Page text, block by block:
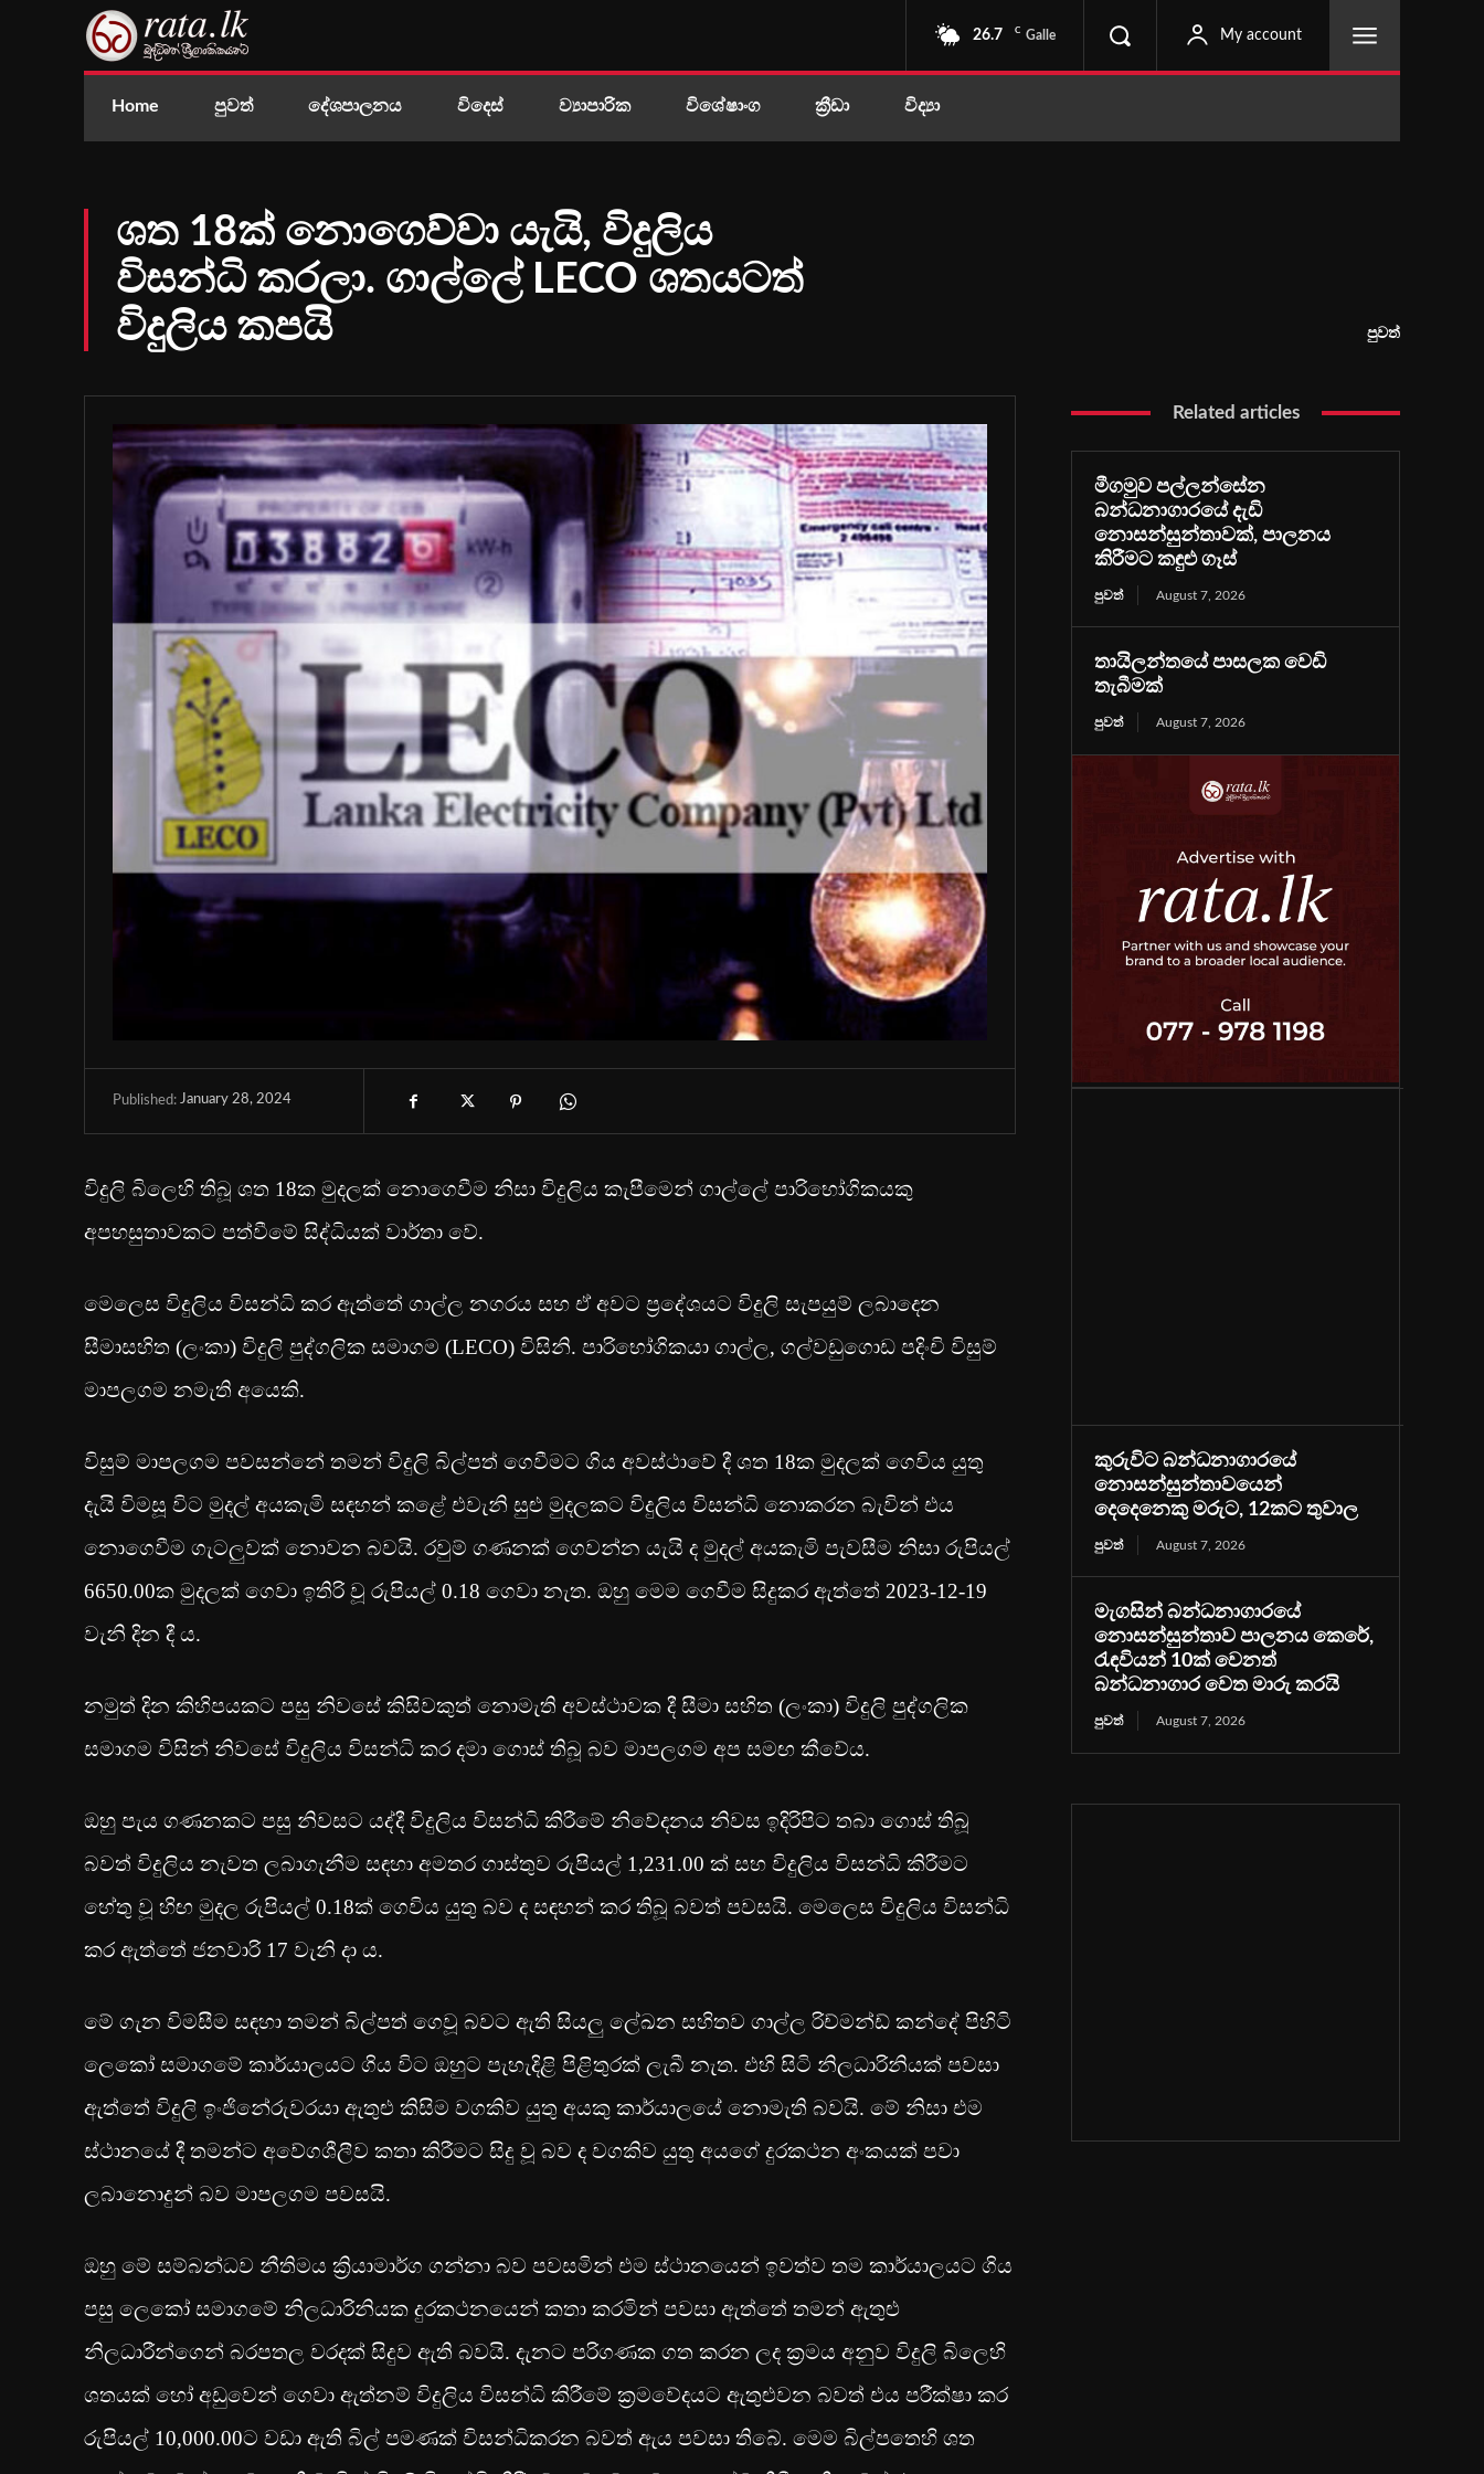
26.7 C Galle My account
Home පුවත් දේශපාලනය විදෙස් ව්‍යාපාරික විශේෂාංග ක්‍රීඩා විද්‍යා
ශත 18ක් නොගෙව්වා යැයි, විදුලිය
විසන්ධි කරලා. ගාල්ලේ ‌LECO ශතයටත්
විදුලිය කපයි
පුවත්
Published: January 28, 2024
විදුලි බිලෙහි තිබූ ශත 18ක මුදලක් නොගෙවීම නිසා විදුලිය කැපීමෙන් ගාල්ලේ පාරිභෝගිකයකු
අපහසුතාවකට පත්වීමේ සිද්ධියක් වාර්තා වේ.
මෙලෙස විදුලිය විසන්ධි කර ඇත්තේ ගාල්ල නගරය සහ ඒ අවට ප්‍රදේශයට විදුලි සැපයුම් ලබාදෙන
සීමාසහිත (ලංකා) විදුලි පුද්ගලික සමාගම (LECO) විසිනි. පාරිභෝගිකයා ගාල්ල, ගල්වඩුගොඩ පදිංචි විසුම්
මාපලගම නමැති අයෙකි.
විසුම් මාපලගම පවසන්නේ තමන් විදුලි බිල්පත් ගෙවීමට ගිය අවස්ථාවේ දී ශත 18ක මුදලක් ගෙවිය යුතු
දැයි විමසූ විට මුදල් අයකැමි සඳහන් කළේ එවැනි සුළු මුදලකට විදුලිය විසන්ධි නොකරන බැවින් එය
නොගෙවීම ගැටලුවක් නොවන බවයි. රවුම් ගණනක් ගෙවන්න යැයි ද මුදල් අයකැමි පැවසීම නිසා රුපියල්
6650.00ක මුදලක් ගෙවා ඉතිරි වූ රුපියල් 0.18 ගෙවා නැත. ඔහු මෙම ගෙවීම සිදුකර ඇත්තේ 2023-12-19
වැනි දින දී ය.
නමුත් දින කිහිපයකට පසු නිවසේ කිසිවකුත් නොමැති අවස්ථාවක දී සීමා සහිත (ලංකා) විදුලි පුද්ගලික
සමාගම විසින් නිවසේ විදුලිය විසන්ධි කර දමා ගොස් තිබූ බව මාපලගම අප සමඟ කීවේය.
ඔහු පැය ගණනකට පසු නිවසට යද්දී විදුලිය විසන්ධි කිරීමේ නිවේදනය නිවස ඉදිරිපිට තබා ගොස් තිබූ
බවත් විදුලිය නැවත ලබාගැනීම සඳහා අමතර ගාස්තුව රුපියල් 1,231.00 ක් සහ විදුලිය විසන්ධි කිරීමට
හේතු වූ හිඟ මුදල රුපියල් 0.18ක් ගෙවිය යුතු බව ද සඳහන් කර තිබූ බවත් පවසයි. මෙලෙස විදුලිය විසන්ධි
කර ඇත්තේ ජනවාරි 17 වැනි දා ය.
මේ ගැන විමසීම සඳහා තමන් බිල්පත් ගෙවූ බවට ඇති සියලු ලේඛන සහිතව ගාල්ල රිච්මන්ඩ් කන්දේ පිහිටි
ලෙකෝ සමාගමේ කාර්යාලයට ගිය විට ඔහුට පැහැදිළි පිළිතුරක් ලැබී නැත. එහි සිටි නිලධාරිනියක් පවසා
ඇත්තේ විදුලි ඉංජිනේරුවරයා ඇතුළු කිසිම වගකිව යුතු අයකු කාර්යාලයේ නොමැති බවයි. මේ නිසා එම
ස්ථානයේ දී තමන්ට අවේගශීලීව කතා කිරීමට සිදු වූ බව ද වගකිව යුතු අයගේ දුරකථන අංකයක් පවා
ලබානොදුන් බව මාපලගම පවසයි.
ඔහු මේ සම්බන්ධව නීතිමය ක්‍රියාමාර්ග ගන්නා බව පවසමින් එම ස්ථානයෙන් ඉවත්ව තම කාර්යාලයට ගිය
පසු ලෙකෝ සමාගමේ නිලධාරිනියක දුරකථනයෙන් කතා කරමින් පවසා ඇත්තේ තමන් ඇතුළු
නිලධාරීන්ගෙන් බරපතල වරදක් සිදුව ඇති බවයි. දැනට පරිගණක ගත කරන ලද ක්‍රමය අනුව විදුලි බිලෙහි
ශතයක් හෝ අඩුවෙන් ගෙවා ඇත්නම් විදුලිය විසන්ධි කිරීමේ ක්‍රමවේදයට ඇතුළුවන බවත් එය පරීක්ෂා කර
රුපියල් 10,000.00ට වඩා ඇති බිල් පමණක් විසන්ධිකරන බවත් ඇය පවසා තිබේ. මෙම බිල්පතෙහි ශත
Related articles
මීගමුව පල්ලන්සේන
බන්ධනාගාරයේ දැඩි
නොසන්සුන්තාවක්, පාලනය
කිරීමට කඳුළු ගෑස්
පුවත් August 7, 2026
තායිලන්තයේ පාසලක වෙඩි
තැබීමක්
පුවත් August 7, 2026
කුරුවිට බන්ධනාගාරයේ
නොසන්සුන්තාවයෙන්
දෙදෙනෙකු මරුට, 12කට තුවාල
පුවත් August 7, 2026
මැගසින් බන්ධනාගාරයේ
නොසන්සුන්තාව පාලනය කෙරේ,
රැඳවියන් 10ක් වෙනත්
බන්ධනාගාර වෙත මාරු කරයි
පුවත් August 7, 2026